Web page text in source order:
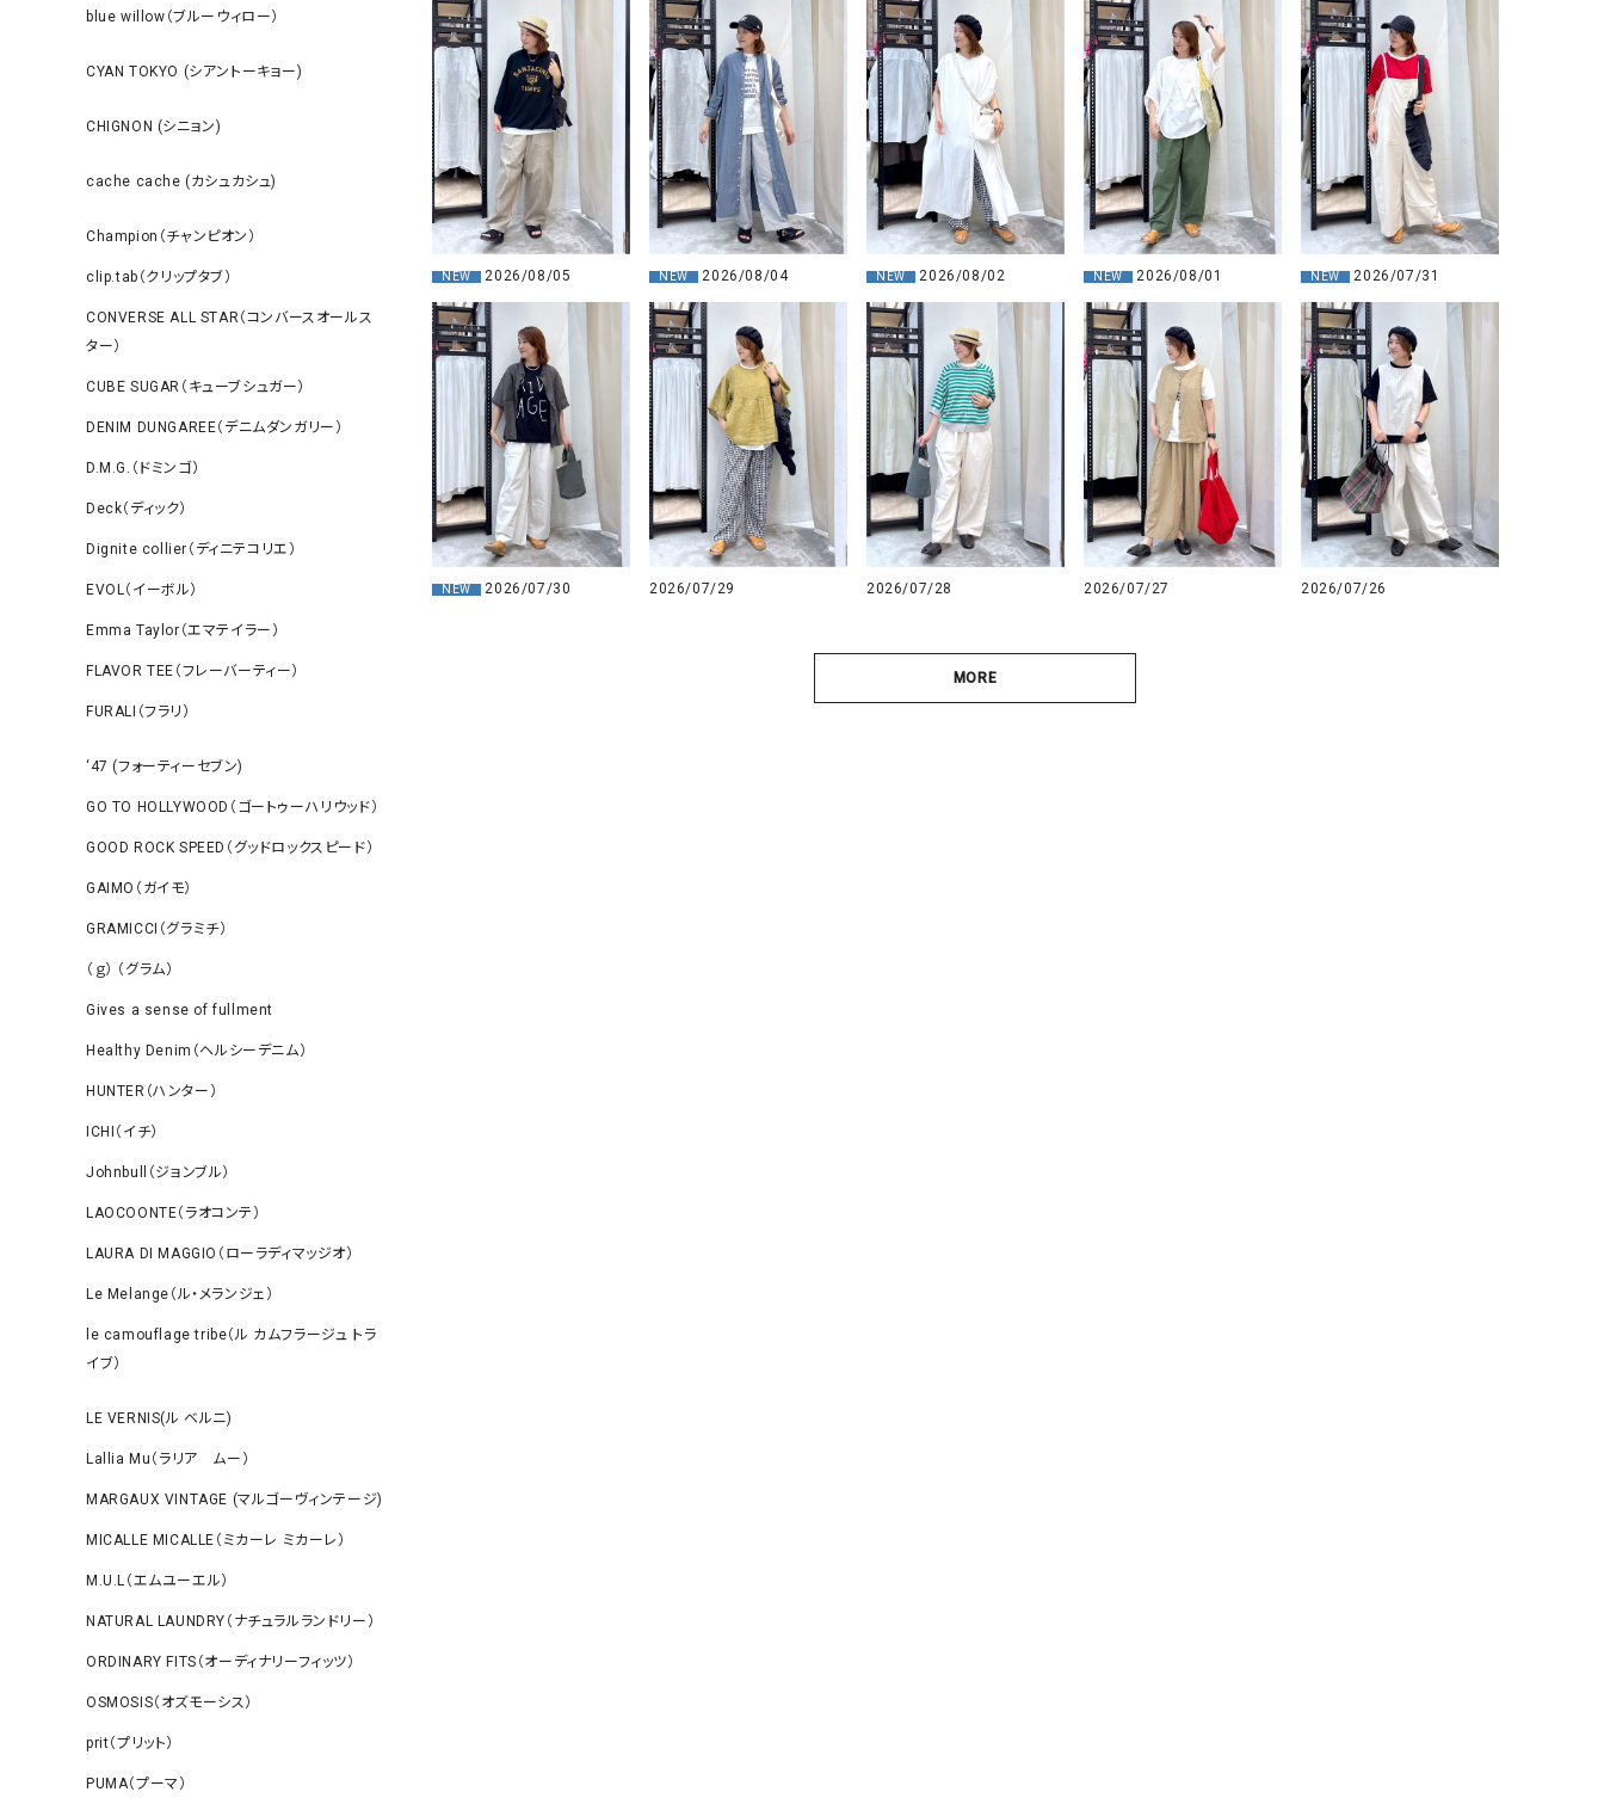
blue willow（ブルーウィロー）
CYAN TOKYO (シアントーキョー)
CHIGNON (シニョン)
cache cache (カシュカシュ)
Champion（チャンピオン）
clip.tab（クリップタブ）
CONVERSE ALL STAR（コンバースオールス
ター）
CUBE SUGAR（キューブシュガー）
DENIM DUNGAREE（デニムダンガリー）
D.M.G.（ドミンゴ）
Deck（ディック）
Dignite collier（ディニテコリエ）
EVOL（イーボル）
Emma Taylor（エマテイラー）
FLAVOR TEE（フレーバーティー）
FURALI（フラリ）
‘47 (フォーティーセブン)
GO TO HOLLYWOOD（ゴートゥーハリウッド）
GOOD ROCK SPEED（グッドロックスピード）
GAIMO（ガイモ）
GRAMICCI（グラミチ）
（ｇ） （グラム）
Gives a sense of fullment
Healthy Denim（ヘルシーデニム）
HUNTER（ハンター）
ICHI（イチ）
Johnbull（ジョンブル）
LAOCOONTE（ラオコンテ）
LAURA DI MAGGIO（ローラディマッジオ）
Le Melange（ル・メランジェ）
le camouflage tribe（ル カムフラージュ トラ
イブ）
LE VERNIS(ル ベルニ)
Lallia Mu（ラリア ムー）
MARGAUX VINTAGE (マルゴーヴィンテージ)
MICALLE MICALLE（ミカーレ ミカーレ）
M.U.L（エムユーエル）
NATURAL LAUNDRY（ナチュラルランドリー）
ORDINARY FITS（オーディナリーフィッツ）
OSMOSIS（オズモーシス）
prit（プリット）
PUMA（プーマ）
NEW 2026/08/05 NEW 2026/08/04 NEW 2026/08/02 NEW 2026/08/01 NEW 2026/07/31
NEW 2026/07/30 2026/07/29 2026/07/28 2026/07/27 2026/07/26
MORE